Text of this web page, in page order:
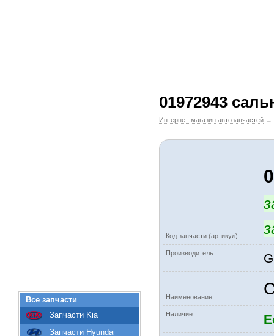
01972943
Интернет-магазин автозапчастей →
Код запчасти (артикул)
Производитель
Наименование
Наличие
Все запчасти
Запчасти Kia
Запчасти Hyundai